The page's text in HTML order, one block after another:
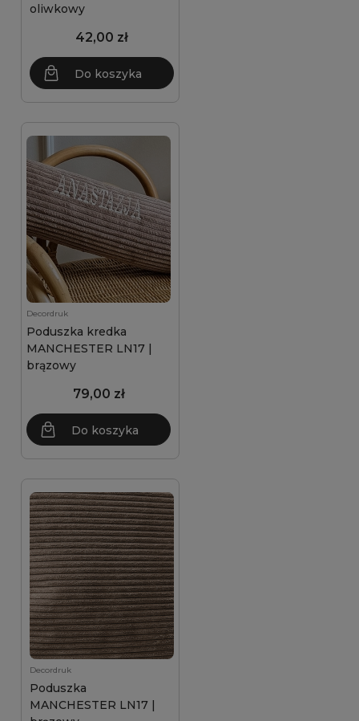
oliwkowy
42,00 zł
Do koszyka
Decordruk
Poduszka kredka
MANCHESTER LN17 |
brązowy
79,00 zł
Do koszyka
Decordruk
Poduszka
MANCHESTER LN17 |